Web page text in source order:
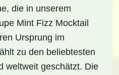
die in unserem
Mint Fizz Mocktail
Ursprung im
zu den beliebtesten
weltweit geschätzt. Die